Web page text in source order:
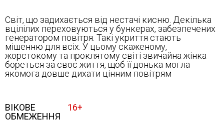
Світ, що задихається від нестачі кисню. Декілька
вцілілих переховуються у бункерах, забезпечених
генератором повітря. Такі укриття стають
мішенню для всіх. У цьому скаженому,
жорстокому та проклятому світі звичайна жінка
бореться за своє життя, щоб її донька могла
якомога довше дихати цінним повітрям
ВІКОВЕ
ОБМЕЖЕННЯ
16+